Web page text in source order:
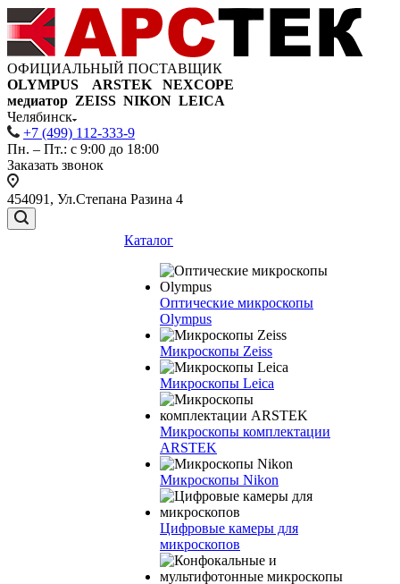
ОФИЦИАЛЬНЫЙ ПОСТАВЩИК
OLYMPUS ARSTEK NEXCOPE
медиатор ZEISS NIKON LEICA
Челябинск
+7 (499) 112-333-9
Пн. – Пт.: с 9:00 до 18:00
Заказать звонок
454091, Ул.Степана Разина 4
Каталог
Оптические микроскопы
Olympus
Микроскопы Zeiss
Микроскопы Leica
Микроскопы комплектации
ARSTEK
Микроскопы Nikon
Цифровые камеры для
микроскопов